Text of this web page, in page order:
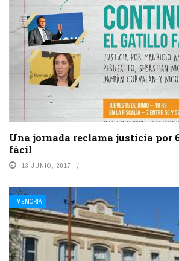
Una jornada reclama justicia por
fácil
13 JUNIO, 2017
MEMORIA